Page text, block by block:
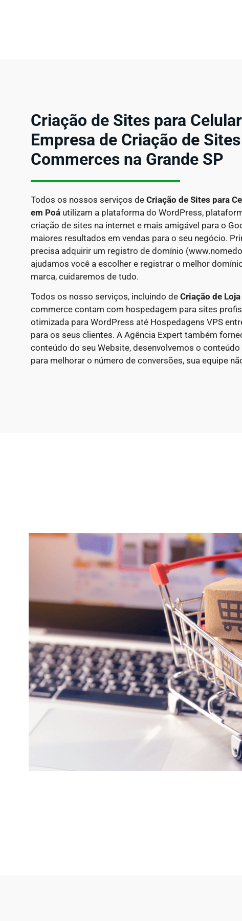
Criação de Sites para
Empresa de Criação de
Commerces na Grande SP
Todos os nossos serviços de Criação de Sites para
em Poá utilizam a plataforma do WordPress,
criação de sites na internet e mais amigável para o
maiores resultados em vendas para o seu negócio.
precisa adquirir um registro de domínio
ajudamos você a escolher e registrar o melhor
marca, cuidaremos de tudo.
Todos os nosso serviços, incluindo de Criação de
commerce contam com hospedagem para sites
otimizada para WordPress até Hospedagens VPS
para os seus clientes. A Agência Expert também
conteúdo do seu Website, desenvolvemos o
para melhorar o número de conversões, sua equipe